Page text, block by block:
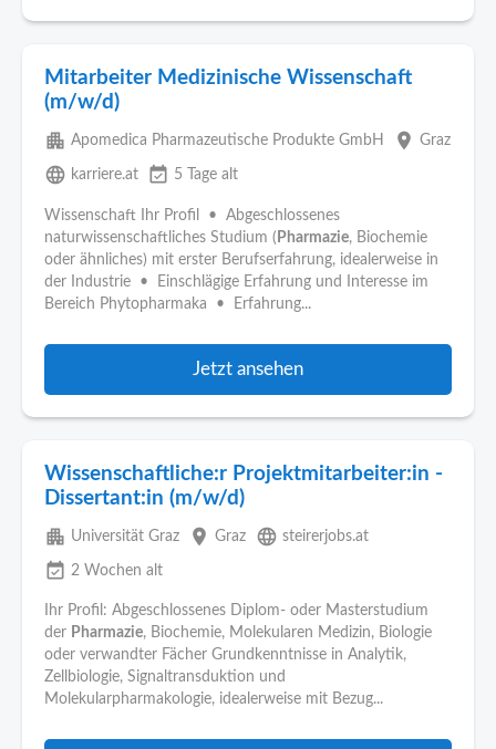
Mitarbeiter Medizinische Wissenschaft
(m/w/d)
apartment Apomedica Pharmazeutische Produkte GmbH place Graz
language karriere.at event_available 5 Tage alt
Wissenschaft Ihr Profil • Abgeschlossenes
naturwissenschaftliches Studium ( Pharmazie, Biochemie
oder ähnliches) mit erster Berufserfahrung, idealerweise in
der Industrie • Einschlägige Erfahrung und Interesse im
Bereich Phytopharmaka • Erfahrung...
Jetzt ansehen
Wissenschaftliche:r Projektmitarbeiter:in -
Dissertant:in (m/w/d)
apartment Universität Graz place Graz language steirerjobs.at
event_available 2 Wochen alt
Ihr Profil: Abgeschlossenes Diplom- oder Masterstudium
der Pharmazie, Biochemie, Molekularen Medizin, Biologie
oder verwandter Fächer Grundkenntnisse in Analytik,
Zellbiologie, Signaltransduktion und
Molekularpharmakologie, idealerweise mit Bezug...